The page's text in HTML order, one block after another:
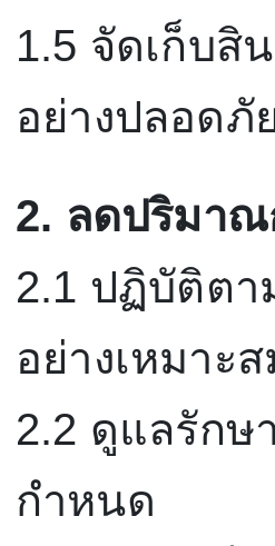
1.5 จัดเก็บสิ
อย่างปลอด
2. ลดปริมาณ
2.1 ปฏิบัติตา
อย่างเหมาะ
2.2 ดูแลรักษ
กำหนด